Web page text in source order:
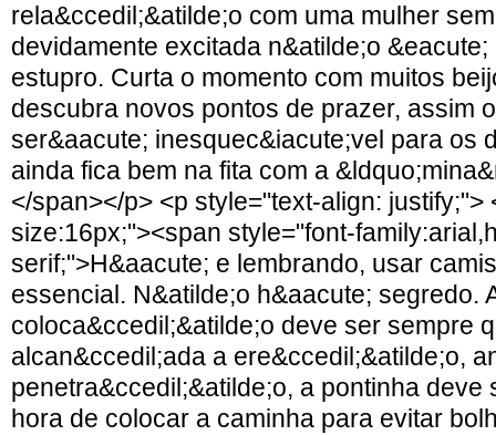
rela&ccedil;&atilde;o com uma mulher
devidamente excitada n&atilde;o
estupro. Curta o momento com muitos
descubra novos pontos de prazer, assim
ser&aacute; inesquec&iacute;vel para os
ainda fica bem na fita com a
</span></p> <p style="text-align: justify;">
size:16px;"><span style="font-
serif;">H&aacute; e lembrando, usar
essencial. N&atilde;o h&aacute; segredo.
coloca&ccedil;&atilde;o deve ser sempre
alcan&ccedil;ada a ere&ccedil;&atilde;o,
penetra&ccedil;&atilde;o, a pontinha deve
hora de colocar a caminha para evitar